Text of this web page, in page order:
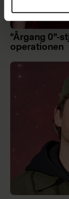
"Årgang 0"-
operationen